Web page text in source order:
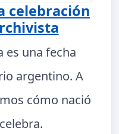
celebración
es una fecha
argentino. A
cómo nació